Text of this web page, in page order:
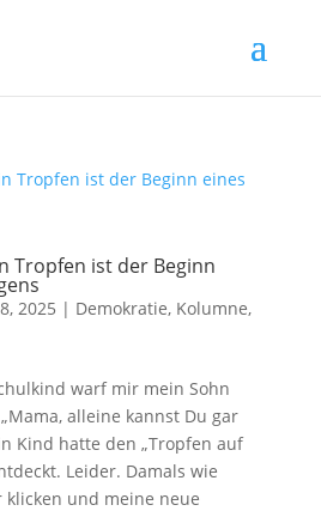
Tropfen ist der Beginn
2025 | Demokratie, Kolumne,
warf mir mein Sohn
alleine kannst Du gar
Kind hatte den „Tropfen auf
Leider. Damals wie
und meine neue